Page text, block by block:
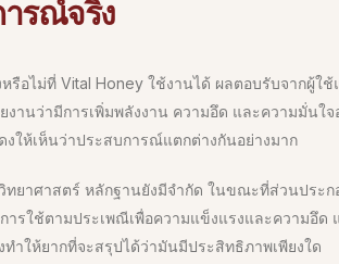
รณ์จริง
หรือไม่ที่ Vital Honey ใช้งานได้ ผลตอบรับจากผู้
งานว่ามีการเพิ่มพลังงาน ความอึด และความมั่นใ
งให้เห็นว่าประสบการณ์แตกต่างกันอย่างมาก
ทยาศาสตร์ หลักฐานยังมีจำกัด ในขณะที่ส่วนปร
ารใช้ตามประเพณีเพื่อความแข็งแรงและความอึ
ทำให้ยากที่จะสรุปได้ว่ามันมีประสิทธิภาพเพียงใด